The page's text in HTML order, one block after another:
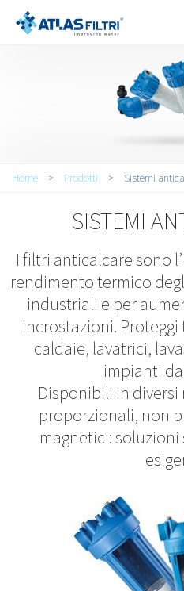
Salta al contenuto principale
Tu sei qui
Home > Prodotti > Sistemi
SISTEMI
I filtri anticalcare sono
rendimento termico
industriali e per
incrostazioni.
caldaie, lavatrici,
impianti
Disponibili in
proporzionali, non
magnetici: